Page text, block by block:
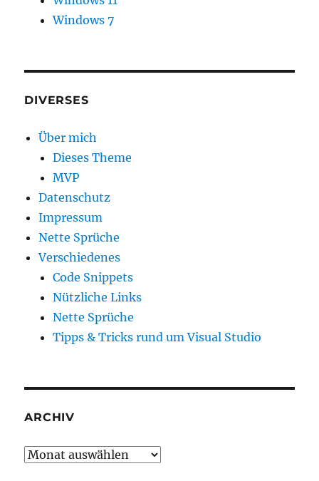
Windows 7
DIVERSES
Über mich
Dieses Theme
MVP
Datenschutz
Impressum
Nette Sprüche
Verschiedenes
Code Snippets
Nützliche Links
Nette Sprüche
Tipps & Tricks rund um Visual Studio
ARCHIV
Archiv